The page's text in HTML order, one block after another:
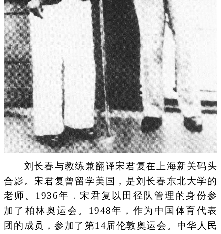
刘长春与教练兼翻译宋君复在上海新关码头
合影。宋君复曾留学美国，是刘长春东北大学的
老师。1936年，宋君复以田径队管理的身份参
加了柏林奥运会。1948年，作为中国体育代表
团的成员，参加了第14届伦敦奥运会。中华人民